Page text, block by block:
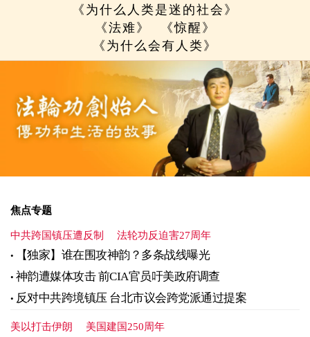
《为什么人类是迷的社会》
《法难》
《惊醒》
《为什么会有人类》
焦点专题
中共跨国镇压遭反制 法轮功反迫害27周年
【独家】谁在围攻神韵？多条战线曝光
神韵遭媒体攻击 前CIA官员吁美政府调查
反对中共跨境镇压 台北市议会跨党派通过提案
美以打击伊朗 美国建国250周年